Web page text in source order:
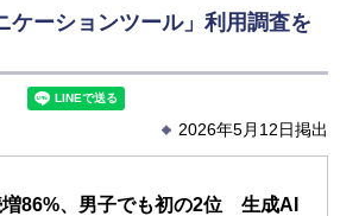
ケーションツール」利用調査を
2026年5月12日掲出
86%、男子でも初の2位 生成AI